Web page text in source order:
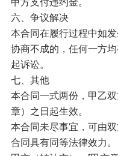
甲方支付违约金。
六、争议解决
本合同在履行过程中如
协商不成的，任何一方
起诉讼。
七、其他
本合同一式两份，甲乙
章）之日起生效。
本合同未尽事宜，可由
合同具有同等法律效力。